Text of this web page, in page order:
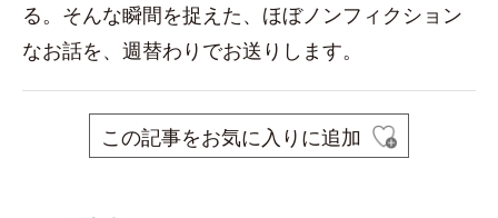
る。そんな瞬間を捉えた、ほぼノンフィクション
なお話を、週替わりでお送りします。
この記事をお気に入りに追加